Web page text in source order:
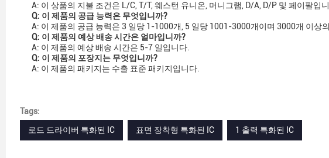
A: 이 상품의 지불 조건은 L/C, T/T, 웨스턴 유니온, 머니그램, D/A, D/P 및 페이팔입
Q: 이 제품의 공급 능력은 무엇입니까?
A: 이 제품의 공급 능력은 3 일당 1-1000개, 5 일당 1001-3000개이며 3000개 이상
Q: 이 제품의 예상 배송 시간은 얼마입니까?
A: 이 제품의 예상 배송 시간은 5-7 일입니다.
Q: 이 제품의 포장지는 무엇입니까?
A: 이 제품의 패키지는 수출 표준 패키지입니다.
Tags:
로드 드라이버 특화된 IC
표면 장착형 특화된 IC 1 출력 특화된 IC